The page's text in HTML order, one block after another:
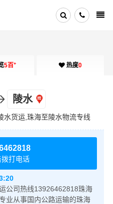
5百+ 热度0
陵水
水货运,珠海至陵水物流专线
拨打电话
公司热线13926462818珠海
业从事国内公路运输的珠海